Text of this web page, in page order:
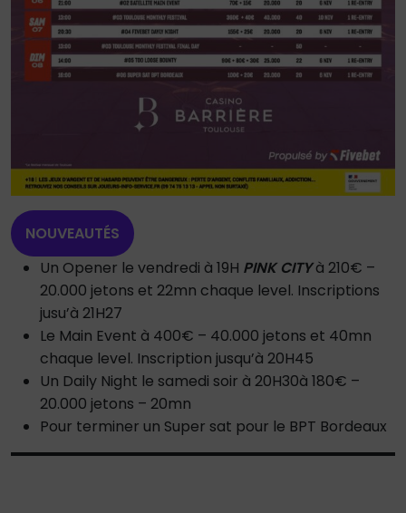
NOUVEAUTÉS
Un Opener le vendredi à 19H PINK CITYà 210€ –
20.000 jetons et 22mn chaque level. Inscriptions
jusu’à 21H27
Le Main Event à 400€ – 40.000 jetons et 40mn
chaque level. Inscription jusqu’à 20H45
Un Daily Night le samedi soir à 20H30à 180€ –
20.000 jetons – 20mn
Pour terminer un Super sat pour le BPT Bordeaux